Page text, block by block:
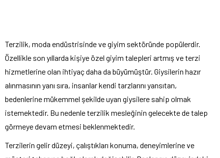
Terzilik, moda endüstrisinde ve giyim sektöründe popülerdir.
Özellikle son yıllarda kişiye özel giyim talepleri artmış ve terzi
hizmetlerine olan ihtiyaç daha da büyümüştür. Giysilerin hazır
alınmasının yanı sıra, insanlar kendi tarzlarını yansıtan,
bedenlerine mükemmel şekilde uyan giysilere sahip olmak
istemektedir. Bu nedenle terzilik mesleğinin gelecekte de talep
görmeye devam etmesi beklenmektedir.
Terzilerin gelir düzeyi, çalıştıkları konuma, deneyimlerine ve